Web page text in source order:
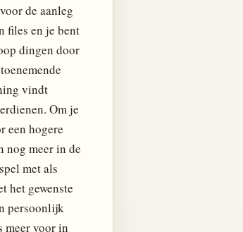
de aanleg
files en je bent
dingen door
vindt
Om je
een hogere
nog meer in de
met als
het gewenste
persoonlijk
meer voor in